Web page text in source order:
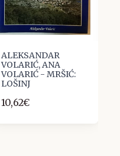
ALEKSANDAR
VOLARIĆ, ANA
VOLARIĆ - MRŠIĆ:
LOŠINJ
10,62€